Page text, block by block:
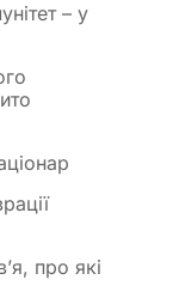
– у
про які